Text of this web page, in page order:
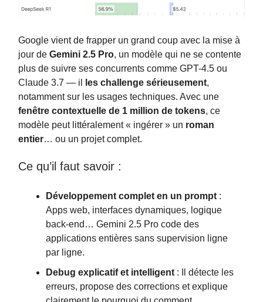
Google vient de frapper un grand coup avec la mise à
jour de Gemini 2.5 Pro, un modèle qui ne se contente
plus de suivre ses concurrents comme GPT-4.5 ou
Claude 3.7 — il
les challenge sérieusement,
notamment sur les usages techniques. Avec une
fenêtre contextuelle de 1 million de tokens, ce
modèle peut littéralement « ingérer » un roman
entier… ou un projet complet.
Ce qu’il faut savoir :
Développement complet en un prompt :
Apps web, interfaces dynamiques, logique
back-end… Gemini 2.5 Pro code des
applications entières sans supervision ligne
par ligne.
Debug explicatif et intelligent : Il détecte les
erreurs, propose des corrections et explique